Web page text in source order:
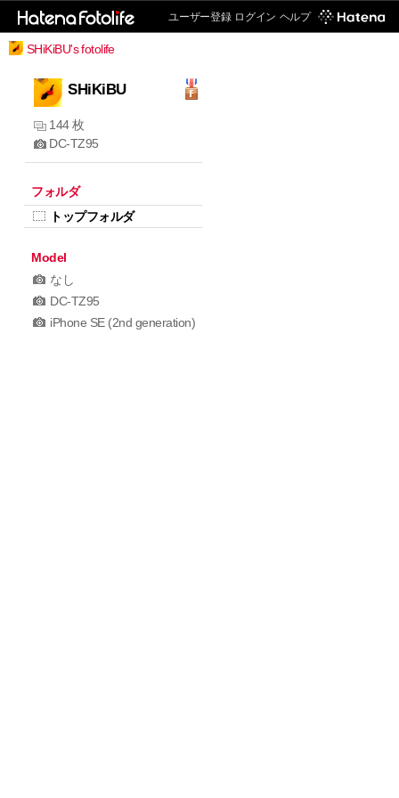
ユーザー登録 ログイン ヘルプ
SHiKiBU's fotolife
SHiKiBU
144 枚
DC-TZ95
フォルダ
トップフォルダ
Model
なし
DC-TZ95
iPhone SE (2nd generation)